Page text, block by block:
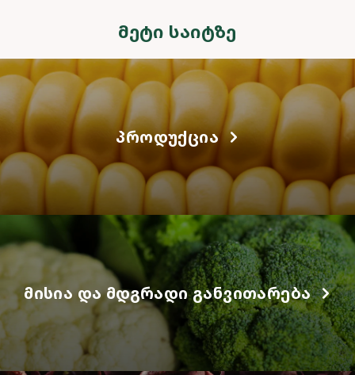
ᲛᲔᲢᲘ ᲡᲐᲘᲢᲖᲔ
ᲞᲠᲝᲓᲣᲥᲪᲘᲐ
ᲛᲘᲡᲘᲐ ᲓᲐ ᲛᲓᲒᲠᲐᲓᲘ ᲒᲐᲜᲕᲘᲗᲐᲠᲔᲑᲐ